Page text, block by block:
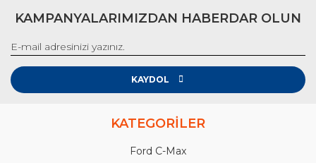
KAMPANYALARIMIZDAN HABERDAR OLUN
KAYDOL
KATEGORİLER
Ford C-Max